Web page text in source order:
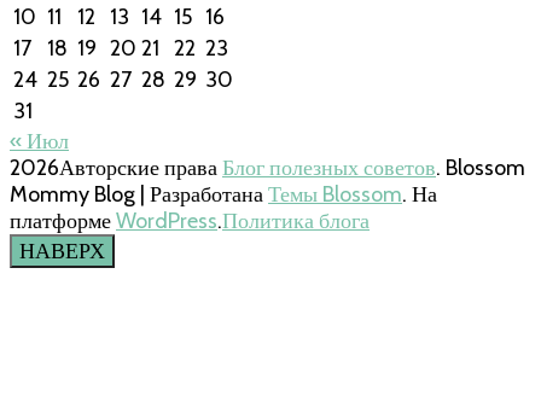
10 11 12 13 14 15 16
17
18 19 20 21 22 23
24 25 26 27 28 29 30
31
« Июл
2026Авторские праваБлог полезных советов. Blossom
Mommy Blog | РазработанаТемы Blossom. На
платформеWordPress.Политика блога
НАВЕРХ